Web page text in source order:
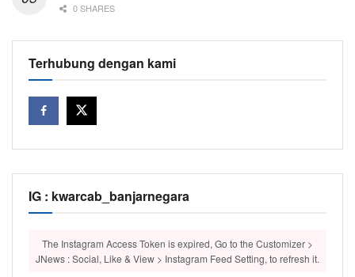
0 SHARES
Terhubung dengan kami
IG : kwarcab_banjarnegara
The Instagram Access Token is expired, Go to the Customizer >
JNews : Social, Like & View > Instagram Feed Setting, to refresh it.